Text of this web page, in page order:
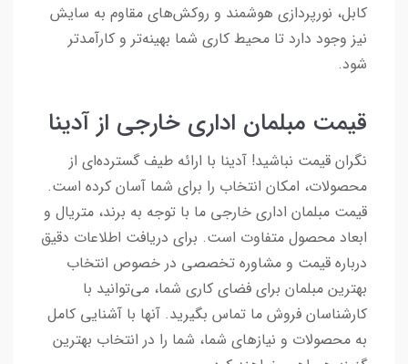
کابل، نورپردازی هوشمند و روکش‌های مقاوم به سایش
نیز وجود دارد تا محیط کاری شما بهینه‌تر و کارآمدتر
شود.
قیمت مبلمان اداری خارجی از آدینا
نگران قیمت نباشید! آدینا با ارائه طیف گسترده‌ای از
محصولات، امکان انتخاب را برای شما آسان کرده است.
قیمت مبلمان اداری خارجی ما با توجه به برند، متریال و
ابعاد محصول متفاوت است. برای دریافت اطلاعات دقیق
درباره قیمت و مشاوره تخصصی در خصوص انتخاب
بهترین مبلمان برای فضای کاری شما، می‌توانید با
کارشناسان فروش ما تماس بگیرید. آنها با آشنایی کامل
به محصولات و نیازهای شما، شما را در انتخاب بهترین